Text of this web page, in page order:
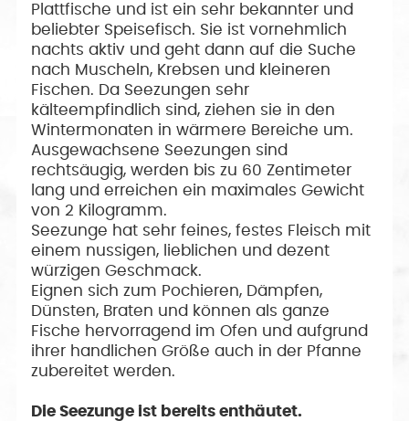
Plattfische und ist ein sehr bekannter und
beliebter Speisefisch. Sie ist vornehmlich
nachts aktiv und geht dann auf die Suche
nach Muscheln, Krebsen und kleineren
Fischen. Da Seezungen sehr
kälteempfindlich sind, ziehen sie in den
Wintermonaten in wärmere Bereiche um.
Ausgewachsene Seezungen sind
rechtsäugig, werden bis zu 60 Zentimeter
lang und erreichen ein maximales Gewicht
von 2 Kilogramm.
Seezunge hat sehr feines, festes Fleisch mit
einem nussigen, lieblichen und dezent
würzigen Geschmack.
Eignen sich zum Pochieren, Dämpfen,
Dünsten, Braten und können als ganze
Fische hervorragend im Ofen und aufgrund
ihrer handlichen Größe auch in der Pfanne
zubereitet werden.
Die Seezunge ist bereits enthäutet.